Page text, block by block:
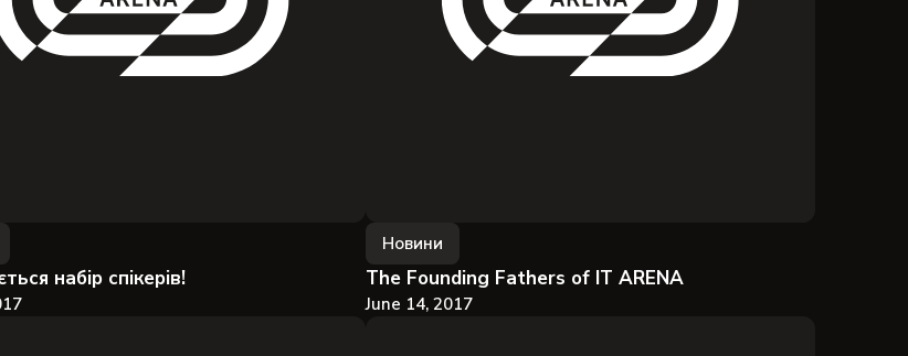
набір спікерів!
Новини
The Founding Fathers of IT ARENA
June 14, 2017